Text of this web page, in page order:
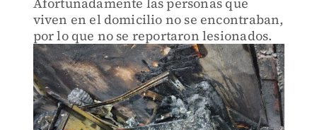
viven en el domicilio no se encontraban,
por lo que no se reportaron lesionados.